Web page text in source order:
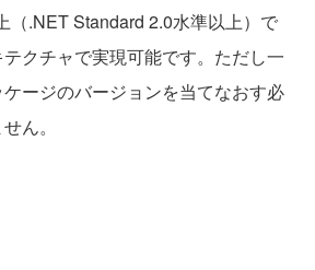
（.NET Standard 2.0水準以上）で
クチャで実現可能です。ただし一
ージのバージョンを当てなおす必
ん。